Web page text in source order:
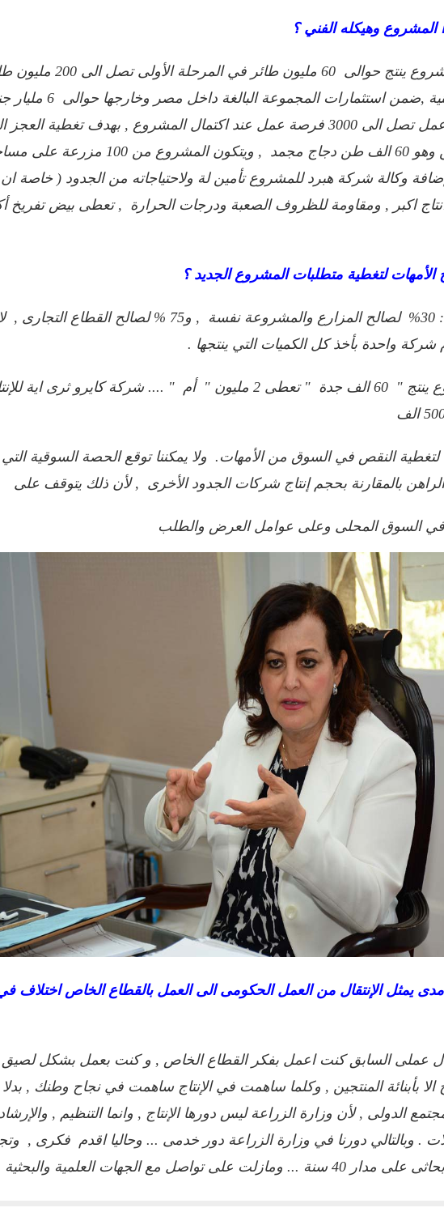
وهيكله الفني ؟
فرصة عمل تصل الى 3000 فرصة عمل عند اكتمال المشروع , بهدف تغطية
وكالة شركة هبرد للمشروع تأمين لة ولاحتياجاته من الجدود ( خاصة ان
اكبر , ومقاومة للظروف الصعبة ودرجات الحرارة , تعطى بيض تفريخ
لتغطية متطلبات المشروع الجديد ؟
من 25 : 30% لصالح المزارع والمشروعة نفسة , و75 %
شركة واحدة بأخذ كل الكميات التي ينتجها .
المشروع ينتج " 60 الف جدة " تعطى 2 مليون " أم " .... شركة كايرو
لتغطية النقص في السوق من الأمهات. ولا يمكننا توقع الحصة السوقية
بالمقارنة بحجم إنتاج شركات الجدود الأخرى , لأن ذلك يتوقف على
في السوق المحلى وعلى عوامل العرض والطلب
يمثل الإنتقال من العمل الحكومى الى العمل بالقطاع الخاص اختلاف
عملى السابق كنت اعمل بفكر القطاع الخاص , و كنت بعمل بشكل لصيق
الا بأبنائة المنتجين , وكلما ساهمت في الإنتاج ساهمت في نجاح وطنك ,
الدولى , لأن وزارة الزراعة ليس دورها الإنتاج , وانما التنظيم ,
. وبالتالي دورنا في وزارة الزراعة دور خدمى ... وحاليا اقدم فكرى ,
على تواصل مع الجهات العلمية والبحثية مع زملائى السابقين